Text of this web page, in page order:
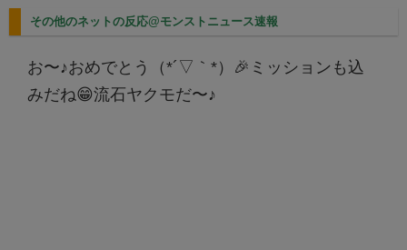
その他のネットの反応@モンストニュース速報
お〜♪おめでとう（*´▽｀*）🎉ミッションも込
みだね😁流石ヤクモだ〜♪